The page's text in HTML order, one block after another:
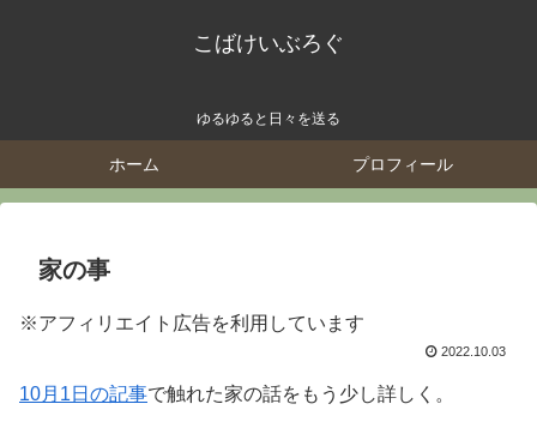
こばけいぶろぐ
ゆるゆると日々を送る
ホーム プロフィール
家の事
※アフィリエイト広告を利用しています
2022.10.03
10月1日の記事で触れた家の話をもう少し詳しく。